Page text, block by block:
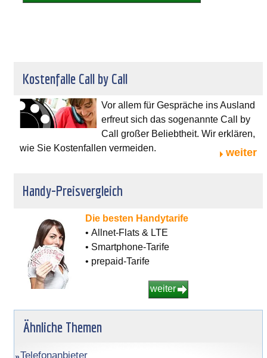
Kostenfalle Call by Call
Vor allem für Gespräche ins Ausland
erfreut sich das sogenannte Call by
Call großer Beliebtheit. Wir erklären,
wie Sie Kostenfallen vermeiden.
weiter
Handy-Preisvergleich
Die besten Handytarife
• Allnet-Flats & LTE
• Smartphone-Tarife
• prepaid-Tarife
weiter
Ähnliche Themen
Telefonanbieter